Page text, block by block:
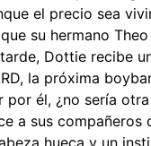
el precio sea
su hermano
Dottie recibe
la próxima
él, ¿no sería
a sus compañeros
hueca y un